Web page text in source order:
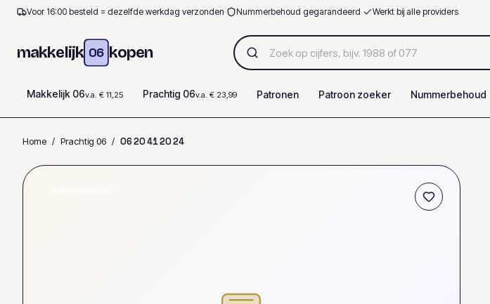
Voor 16:00 besteld = dezelfde werkdag verzonden· Nummerbehoud gegarandeerd· Werkt bij alle providers
makkelijk 06 kopen
Makkelijk 06v.a. € 11,25 Prachtig 06v.a. € 23,99 Patronen Patroon zoeker Nummerbehoud
Home / Prachtig 06 / 0620412024